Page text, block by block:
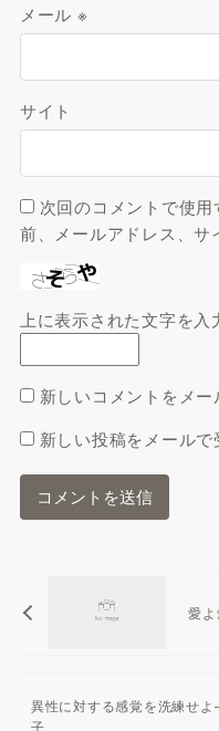
メール ※
サイト
次回のコメントで使
前、メールアドレス、サ
上に表示された文字を入
新しいコメントをメー
新しい投稿をメールで
愛
異性に対する感覚を洗練せ
子